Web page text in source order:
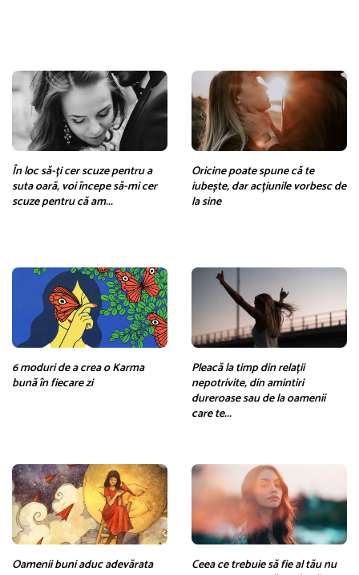
În loc să-ți cer scuze pentru a
suta oară, voi începe să-mi cer
scuze pentru că am...
Oricine poate spune că te
iubește, dar acțiunile vorbesc de
la sine
6 moduri de a crea o Karma
bună în fiecare zi
Pleacă la timp din relații
nepotrivite, din amintiri
dureroase sau de la oamenii
care te...
Oamenii buni aduc adevărata
Ceea ce trebuie să fie al tău nu